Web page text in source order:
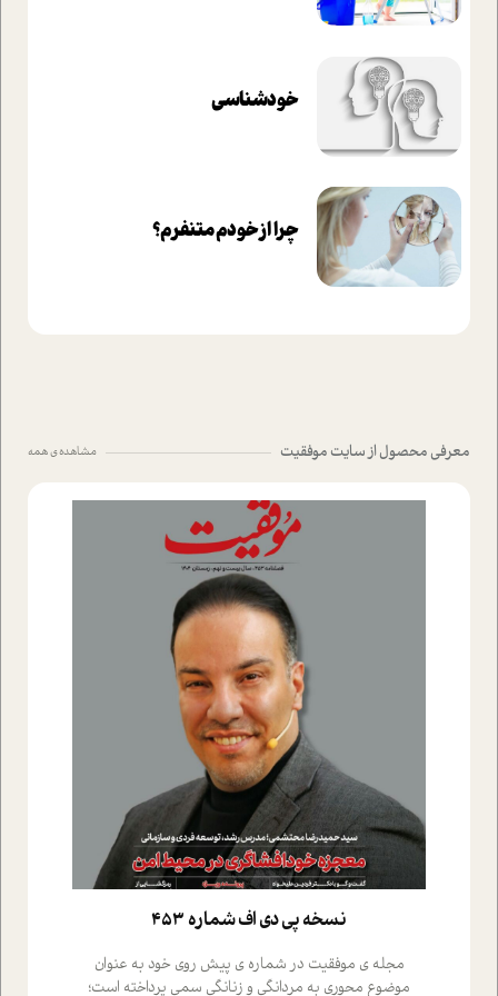
خودشناسی
چرا از خودم متنفرم؟
معرفی محصول از سایت موفقیت مشاهده ی همه
نسخه پي دي اف شماره 453
مجله ی موفقیت در شماره ی پیش روی خود به عنوان
موضوع محوری به مردانگی و زنانگی سمی پرداخته است؛